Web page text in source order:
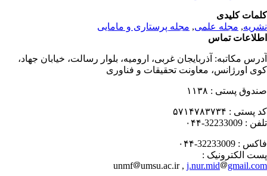
کلیدی
,مجله علمی, مجله پرستاری و مامایی
تماس
مکاتبه:آذربایجان غربی، ارومیه، بلوار رسالت، خیابان جهاد،
اورژانس، معاونت تحقیقات و فناوری
پستی : ۱۱۳۸
پستی : ۵۷۱۴۷۸۳۷۳۴
: 32233009-۰۴۴
: 32233009-۰۴۴
الکترونیک :
unmf
umsu.ac.ir ,j.nur.mid